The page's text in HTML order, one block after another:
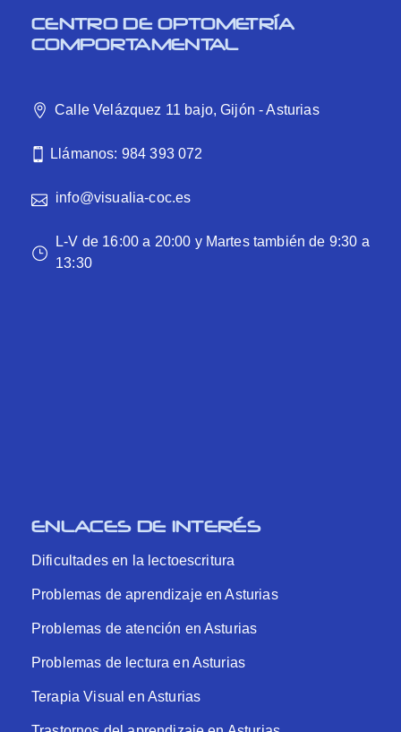
CENTRO DE OPTOMETRÍA
COMPORTAMENTAL
Calle Velázquez 11 bajo, Gijón - Asturias
Llámanos: 984 393 072
info@visualia-coc.es
L-V de 16:00 a 20:00 y Martes también de 9:30 a
13:30
ENLACES DE INTERÉS
Dificultades en la lectoescritura
Problemas de aprendizaje en Asturias
Problemas de atención en Asturias
Problemas de lectura en Asturias
Terapia Visual en Asturias